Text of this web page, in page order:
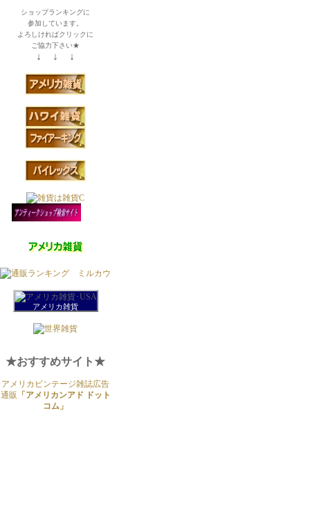
ショップランキングに
参加しています。
よろしければクリックに
ご協力下さい★
↓ ↓ ↓
アメリカ雑貨
★おすすめサイト★
アメリカビンテージ雑誌広告
通販
「アメリカンアド ドット
コム」